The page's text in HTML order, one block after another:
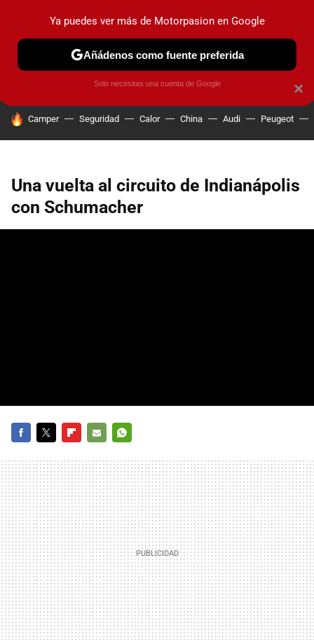
PRUEBAS COCHES ELÉCTRICOS OBSERVATORIO
HOY SE HABLA DE
Camper Seguridad Calor China Audi Peugeot
Una vuelta al circuito de Indianápolis
con Schumacher
MAIL
×
Ya puedes ver más de Motorpasion en Google
Añádenos como fuente preferida
Solo necesitas una cuenta de Google